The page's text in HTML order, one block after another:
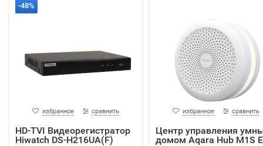
-48%
избранное сравнить
HD-TVI Видеорегистратор
Hiwatch DS-H216UA(F)
избранное сравнить
Центр управления
домом Aqara Hub M1S